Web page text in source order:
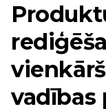
vadības